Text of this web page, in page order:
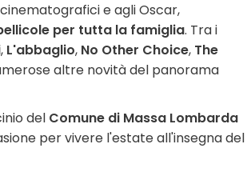
e agli Oscar,
per tutta la famiglia. Tra i
, L'abbaglio, No Other Choice, The
altre novità del panorama
del Comune di Massa Lombarda
per vivere l'estate all'insegna del